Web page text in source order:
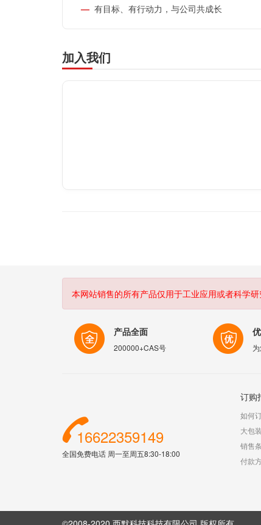
有目标、有行动力，与公司共成长
加入我们
本网站销售的所有产品仅用于工业应用或者科学
产品全面
200000+CAS号
16622359149
全国免费电话 周一至周五8:30-18:00
订购
如何
大包
销售
付款